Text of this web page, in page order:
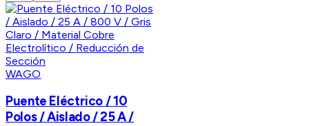
WAGO
Puente Eléctrico / 10
Polos / Aislado / 25 A /